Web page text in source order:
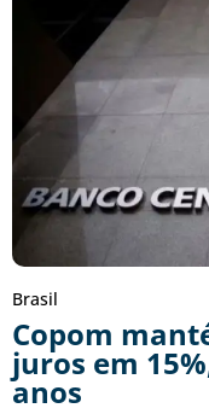
Brasil
Copom
juros em
anos